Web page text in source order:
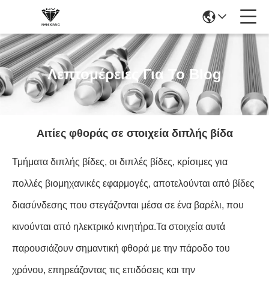
Λεπτομέρειες Για Το Blog
Αιτίες φθοράς σε στοιχεία διπλής βίδα
Τμήματα διπλής βίδες, οι διπλές βίδες, κρίσιμες για
πολλές βιομηχανικές εφαρμογές, αποτελούνται από βίδες
διασύνδεσης που στεγάζονται μέσα σε ένα βαρέλι, που
κινούνται από ηλεκτρικό κινητήρα.Τα στοιχεία αυτά
παρουσιάζουν σημαντική φθορά με την πάροδο του
χρόνου, επηρεάζοντας τις επιδόσεις και την